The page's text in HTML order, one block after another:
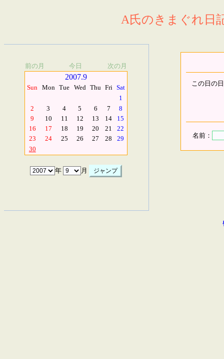
A氏のきまぐれ日
前の月 今日 次の月
2007.9
Sun Mon Tue Wed Thu Fri Sat
1
2
3 4 5 6 7
8
9
10 11 12 13 14
15
16
17 18 19 20 21
22
23
24 25 26 27 28
29
30
年 月
この日の
名前：